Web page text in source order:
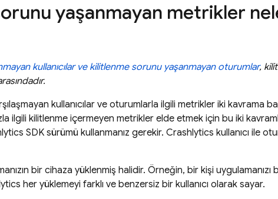
yaşanmayan metrikler
kullanıcılar ve kilitlenme sorunu yaşanmayan oturumlar,
kullanıcılar ve oturumlarla ilgili metrikler iki kavrama
ilgili kilitlenme içermeyen metrikler elde etmek için bu iki
SDK sürümü kullanmanız gerekir. Crashlytics kullanıcı ile
bir cihaza yüklenmiş halidir. Örneğin, bir kişi uygulamanızı
her yüklemeyi farklı ve benzersiz bir kullanıcı olarak sayar.